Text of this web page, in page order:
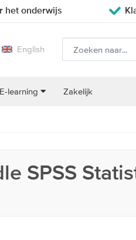
het onderwijs
English
E-learning Zakelijk
SPSS